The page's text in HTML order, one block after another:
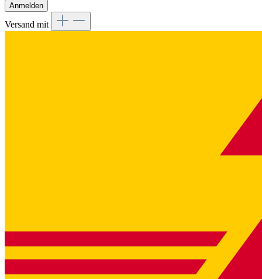
Anmelden
Versand mit